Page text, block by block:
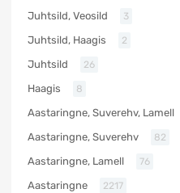
Juhtsild, Veosild 3
Juhtsild, Haagis 2
Juhtsild 26
Haagis 8
Aastaringne, Suverehv, Lamell
Aastaringne, Suverehv 82
Aastaringne, Lamell 76
Aastaringne 2217